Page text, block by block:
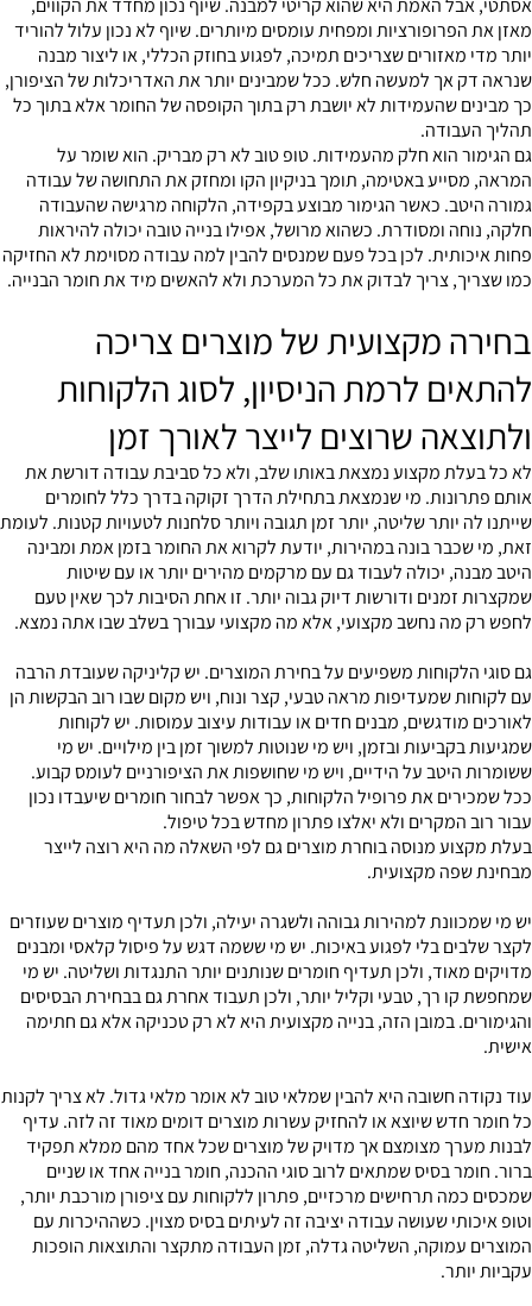
אסתטי, אבל האמת היא שהוא קריטי למבנה. שיוף נכון מחדד את הקווים,
מאזן את הפרופורציות ומפחית עומסים מיותרים. שיוף לא נכון עלול להוריד
יותר מדי מאזורים שצריכים תמיכה, לפגוע בחוזק הכללי, או ליצור מבנה
שנראה דק אך למעשה חלש. ככל שמבינים יותר את האדריכלות של הציפורן,
כך מבינים שהעמידות לא יושבת רק בתוך הקופסה של החומר אלא בתוך כל
תהליך העבודה.
גם הגימור הוא חלק מהעמידות. טופ טוב לא רק מבריק. הוא שומר על
המראה, מסייע באטימה, תומך בניקיון הקו ומחזק את התחושה של עבודה
גמורה היטב. כאשר הגימור מבוצע בקפידה, הלקוחה מרגישה שהעבודה
חלקה, נוחה ומסודרת. כשהוא מרושל, אפילו בנייה טובה יכולה להיראות
פחות איכותית. לכן בכל פעם שמנסים להבין למה עבודה מסוימת לא החזיקה
כמו שצריך, צריך לבדוק את כל המערכת ולא להאשים מיד את חומר הבנייה.
בחירה מקצועית של מוצרים צריכה
להתאים לרמת הניסיון, לסוג הלקוחות
ולתוצאה שרוצים לייצר לאורך זמן
לא כל בעלת מקצוע נמצאת באותו שלב, ולא כל סביבת עבודה דורשת את
אותם פתרונות. מי שנמצאת בתחילת הדרך זקוקה בדרך כלל לחומרים
שייתנו לה יותר שליטה, יותר זמן תגובה ויותר סלחנות לטעויות קטנות. לעומת
זאת, מי שכבר בונה במהירות, יודעת לקרוא את החומר בזמן אמת ומבינה
היטב מבנה, יכולה לעבוד גם עם מרקמים מהירים יותר או עם שיטות
שמקצרות זמנים ודורשות דיוק גבוה יותר. זו אחת הסיבות לכך שאין טעם
לחפש רק מה נחשב מקצועי, אלא מה מקצועי עבורך בשלב שבו אתה נמצא.
גם סוגי הלקוחות משפיעים על בחירת המוצרים. יש קליניקה שעובדת הרבה
עם לקוחות שמעדיפות מראה טבעי, קצר ונוח, ויש מקום שבו רוב הבקשות הן
לאורכים מודגשים, מבנים חדים או עבודות עיצוב עמוסות. יש לקוחות
שמגיעות בקביעות ובזמן, ויש מי שנוטות למשוך זמן בין מילויים. יש מי
ששומרות היטב על הידיים, ויש מי שחושפות את הציפורניים לעומס קבוע.
ככל שמכירים את פרופיל הלקוחות, כך אפשר לבחור חומרים שיעבדו נכון
עבור רוב המקרים ולא יאלצו פתרון מחדש בכל טיפול.
בעלת מקצוע מנוסה בוחרת מוצרים גם לפי השאלה מה היא רוצה לייצר
מבחינת שפה מקצועית.
יש מי שמכוונת למהירות גבוהה ולשגרה יעילה, ולכן תעדיף מוצרים שעוזרים
לקצר שלבים בלי לפגוע באיכות. יש מי ששמה דגש על פיסול קלאסי ומבנים
מדויקים מאוד, ולכן תעדיף חומרים שנותנים יותר התנגדות ושליטה. יש מי
שמחפשת קו רך, טבעי וקליל יותר, ולכן תעבוד אחרת גם בבחירת הבסיסים
והגימורים. במובן הזה, בנייה מקצועית היא לא רק טכניקה אלא גם חתימה
אישית.
עוד נקודה חשובה היא להבין שמלאי טוב לא אומר מלאי גדול. לא צריך לקנות
כל חומר חדש שיוצא או להחזיק עשרות מוצרים דומים מאוד זה לזה. עדיף
לבנות מערך מצומצם אך מדויק של מוצרים שכל אחד מהם ממלא תפקיד
ברור. חומר בסיס שמתאים לרוב סוגי ההכנה, חומר בנייה אחד או שניים
שמכסים כמה תרחישים מרכזיים, פתרון ללקוחות עם ציפורן מורכבת יותר,
וטופ איכותי שעושה עבודה יציבה זה לעיתים בסיס מצוין. כשההיכרות עם
המוצרים עמוקה, השליטה גדלה, זמן העבודה מתקצר והתוצאות הופכות
עקביות יותר.